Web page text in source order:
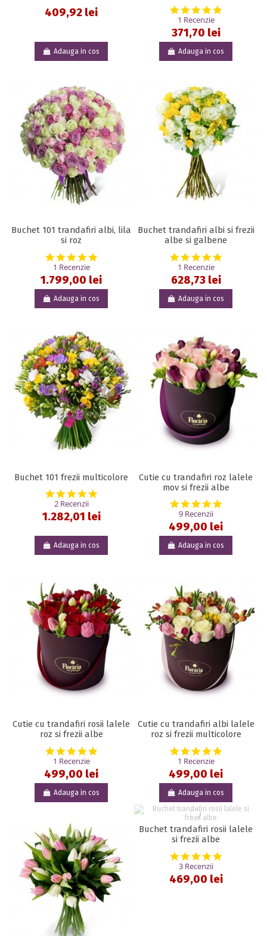
409,92 lei
Adauga in cos
5.0 star
1 Recenzie
371,70 lei
Adauga in cos
Buchet 101 trandafiri albi, lila
si roz
5.0 star rating
1 Recenzie
1.799,00 lei
Adauga in cos
Buchet trandafiri albi si frezii
albe si galbene
5.0 star
1 Recenzie
628,73 lei
Adauga in cos
Buchet 101 frezii multicolore
5.0 star rating
2 Recenzii
1.282,01 lei
Adauga in cos
Cutie cu trandafiri roz lalele
mov si frezii albe
5.0 star
9 Recenzii
499,00 lei
Adauga in cos
Cutie cu trandafiri rosii lalele
roz si frezii albe
5.0 star rating
1 Recenzie
499,00 lei
Adauga in cos
Cutie cu trandafiri albi lalele
roz si frezii multicolore
5.0 star
1 Recenzie
499,00 lei
Adauga in cos
Buchet trandafiri rosii lalele
si frezii albe
5.0 star
3 Recenzii
469,00 lei